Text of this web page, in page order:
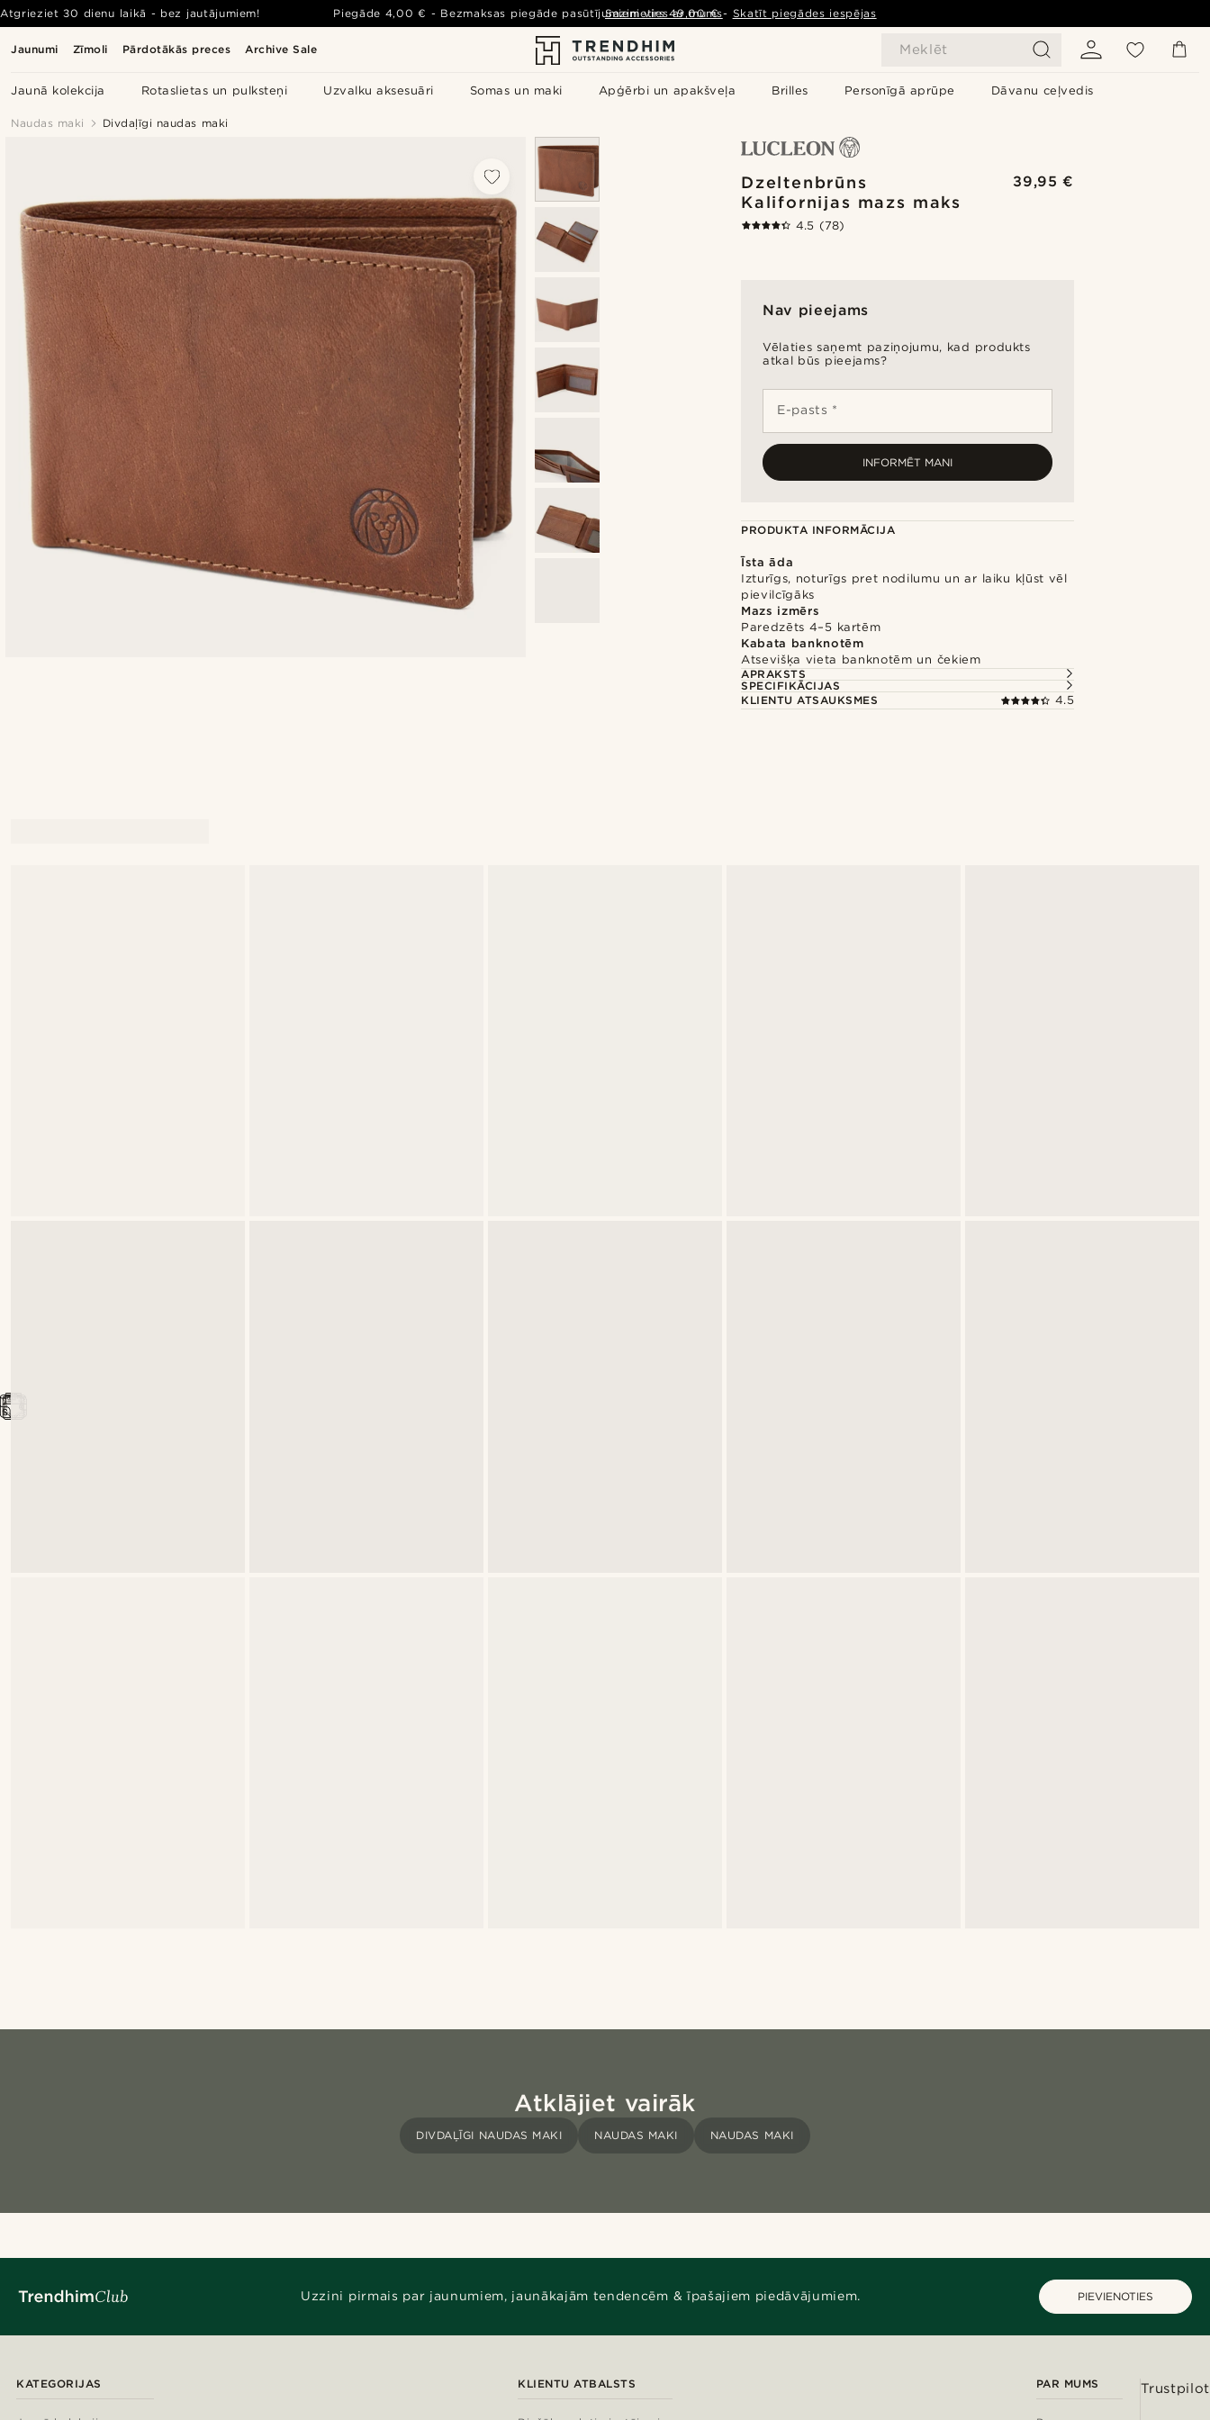
Jaunumi Zīmoli Pārdotākās preces Archive Sale Meklēt
Jaunā kolekcija Rotaslietas un pulksteņi Uzvalku aksesuāri Somas un maki Apģērbi un apakšveļa Brilles Personīgā aprūpe Dāvanu ceļvedis
Atgrieziet 30 dienu laikā - bez jautājumiem! Piegāde 4,00 € - Bezmaksas piegāde pasūtījumiem virs49,00 € - Skatīt piegādes iespējas
Sazinieties ar mums
Naudas maki Divdaļīgi naudas maki
Dzeltenbrūns
Kalifornijas mazs maks
39,95 €
4.5 (78)
Nav pieejams
Vēlaties saņemt paziņojumu, kad produkts
atkal būs pieejams?
E-pasts *
INFORMĒT MANI
PRODUKTA INFORMĀCIJA
Īsta āda
Izturīgs, noturīgs pret nodilumu un ar laiku kļūst vēl
pievilcīgāks
Mazs izmērs
Paredzēts 4–5 kartēm
Kabata banknotēm
Atsevišķa vieta banknotēm un čekiem
APRAKSTS
SPECIFIKĀCIJAS
KLIENTU ATSAUKSMES
4.5
Atklājiet vairāk
DIVDAĻĪGI NAUDAS MAKI NAUDAS MAKI NAUDAS MAKI
Uzzini pirmais par jaunumiem, jaunākajām tendencēm & īpašajiem piedāvājumiem. PIEVIENOTIES
KATEGORIJAS KLIENTU ATBALSTS PAR MUMS Trustpilot